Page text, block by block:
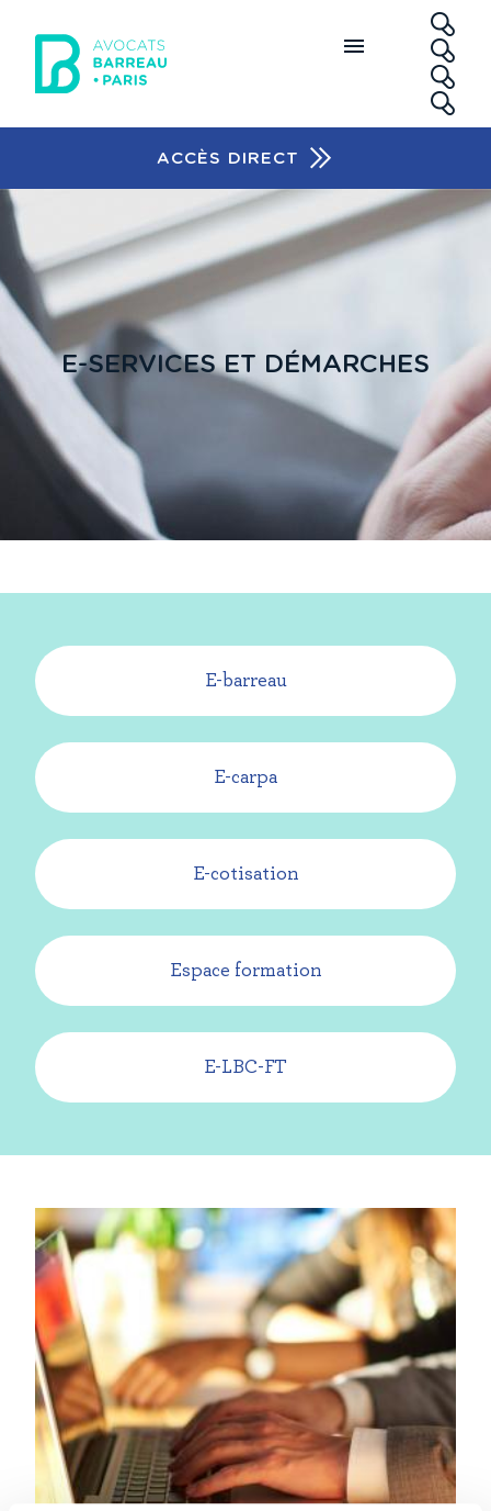
ACCÈS DIRECT
Accès rapide
E-SERVICES ET DÉMARCHES
E-barreau
E-carpa
E-cotisation
Espace formation
E-LBC-FT